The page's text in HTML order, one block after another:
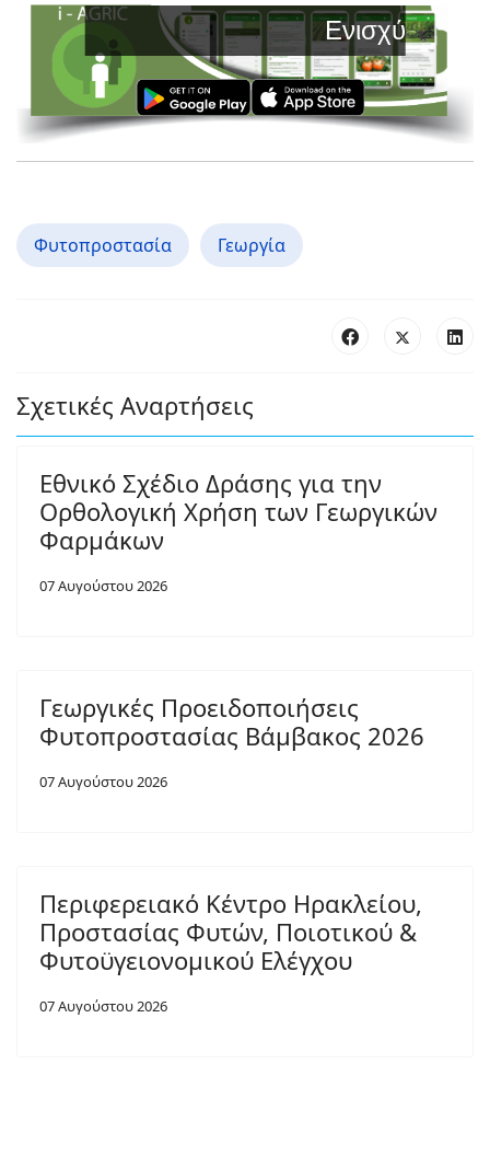
Ενισχύστε την
Φυτοπροστασία Γεωργία
Σχετικές Αναρτήσεις
Εθνικό Σχέδιο Δράσης για την
Ορθολογική Χρήση των Γεωργικών
Φαρμάκων
07 Αυγούστου 2026
Γεωργικές Προειδοποιήσεις
Φυτοπροστασίας Βάμβακος 2026
07 Αυγούστου 2026
Περιφερειακό Κέντρο Ηρακλείου,
Προστασίας Φυτών, Ποιοτικού &
Φυτοϋγειονομικού Ελέγχου
07 Αυγούστου 2026